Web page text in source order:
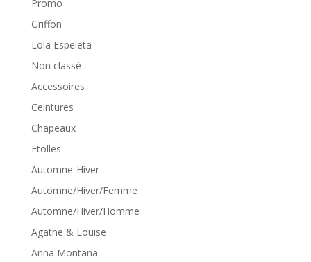
Promo
Griffon
Lola Espeleta
Non classé
Accessoires
Ceintures
Chapeaux
Etolles
Automne-Hiver
Automne/Hiver/Femme
Automne/Hiver/Homme
Agathe & Louise
Anna Montana